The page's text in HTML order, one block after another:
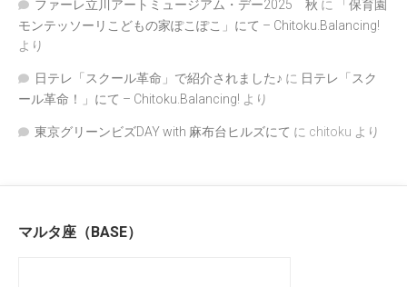
ファーレ立川アートミュージアム・デー2025 秋 に
「保育園
モンテッソーリこどもの家ぽこぽこ」にて – Chitoku.Balancing!
より
日テレ「スクール革命」で紹介されました♪ に 日テレ「スク
ール革命！」にて – Chitoku.Balancing! より
東京グリーンビズDAY with 麻布台ヒルズにて に chitoku より
マルタ座（BASE）